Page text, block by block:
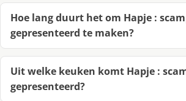
Hoe lang duurt het om Hapje :
gepresenteerd te maken?
Uit welke keuken komt Hapje :
gepresenteerd?